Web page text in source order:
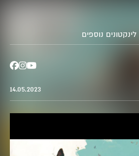
לינקטונים נוספים
14.05.2023